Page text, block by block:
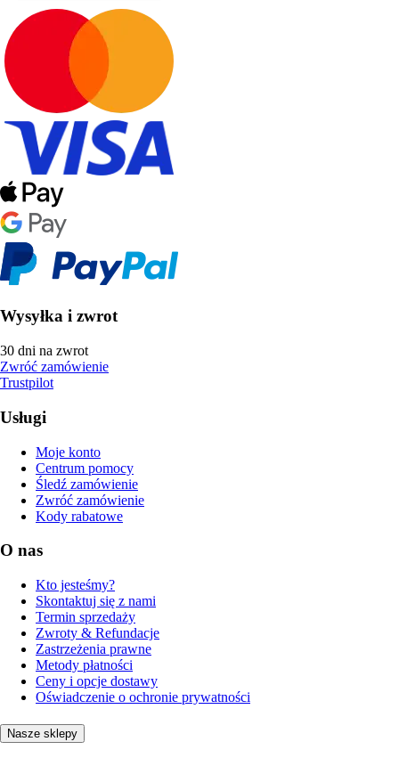
Wysyłka i zwrot
30 dni na zwrot
Zwróć zamówienie
Trustpilot
Usługi
Moje konto
Centrum pomocy
Śledź zamówienie
Zwróć zamówienie
Kody rabatowe
O nas
Kto jesteśmy?
Skontaktuj się z nami
Termin sprzedaży
Zwroty & Refundacje
Zastrzeżenia prawne
Metody płatności
Ceny i opcje dostawy
Oświadczenie o ochronie prywatności
Nasze sklepy